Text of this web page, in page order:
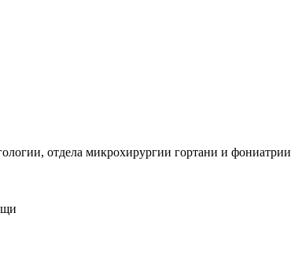
отдела микрохирургии гортани и фониатрии